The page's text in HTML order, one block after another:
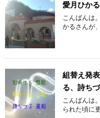
愛月ひか
こんばんは
かるさんが
組替え発
る、詩ちづ
こんばんは
られた頃に